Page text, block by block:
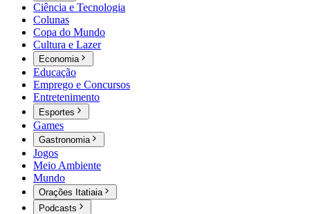
Ciência e Tecnologia
Colunas
Copa do Mundo
Cultura e Lazer
Economia
Educação
Emprego e Concursos
Entretenimento
Esportes
Games
Gastronomia
Jogos
Meio Ambiente
Mundo
Orações Itatiaia
Podcasts